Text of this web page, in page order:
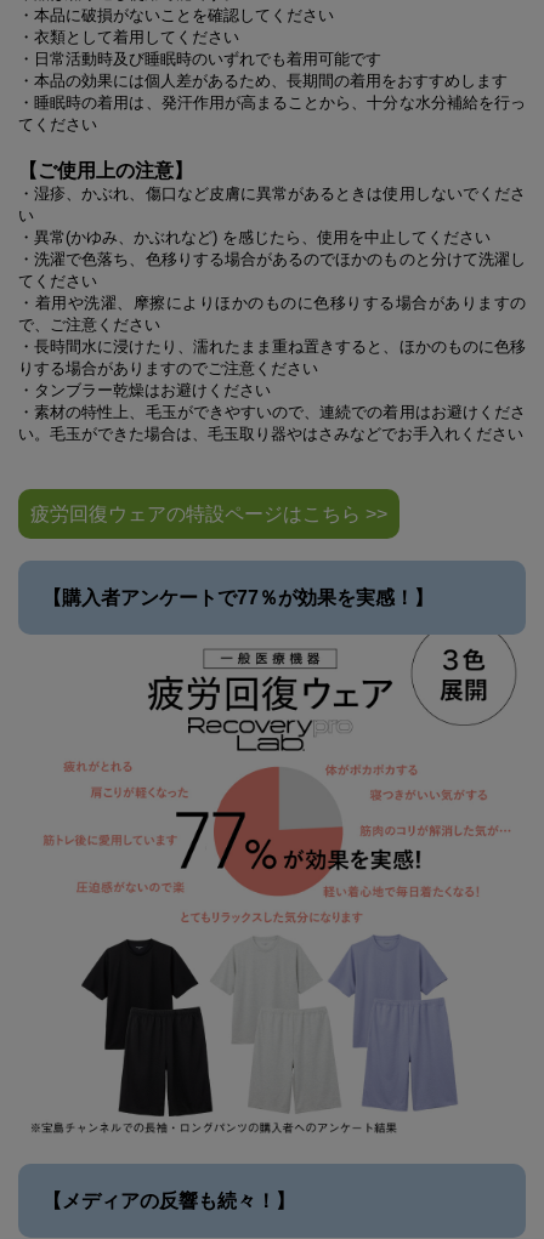
・本品に破損がないことを確認してください
・衣類として着用してください
・日常活動時及び睡眠時のいずれでも着用可能です
・本品の効果には個人差があるため、長期間の着用をおすすめします
・睡眠時の着用は、発汗作用が高まることから、十分な水分補給を行っ
てください
【ご使用上の注意】
・湿疹、かぶれ、傷口など皮膚に異常があるときは使用しないでくださ
い
・異常(かゆみ、かぶれなど) を感じたら、使用を中止してください
・洗濯で色落ち、色移りする場合があるのでほかのものと分けて洗濯し
てください
・着用や洗濯、摩擦によりほかのものに色移りする場合がありますの
で、ご注意ください
・長時間水に浸けたり、濡れたまま重ね置きすると、ほかのものに色移
りする場合がありますのでご注意ください
・タンブラー乾燥はお避けください
・素材の特性上、毛玉ができやすいので、連続での着用はお避けくださ
い。毛玉ができた場合は、毛玉取り器やはさみなどでお手入れください
疲労回復ウェアの特設ページはこちら >>
【購入者アンケートで77％が効果を実感！】
【メディアの反響も続々！】